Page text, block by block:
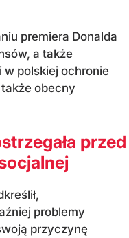
premiera Donalda
a także
polskiej ochronie
obecny
przed
problemy
przyczynę